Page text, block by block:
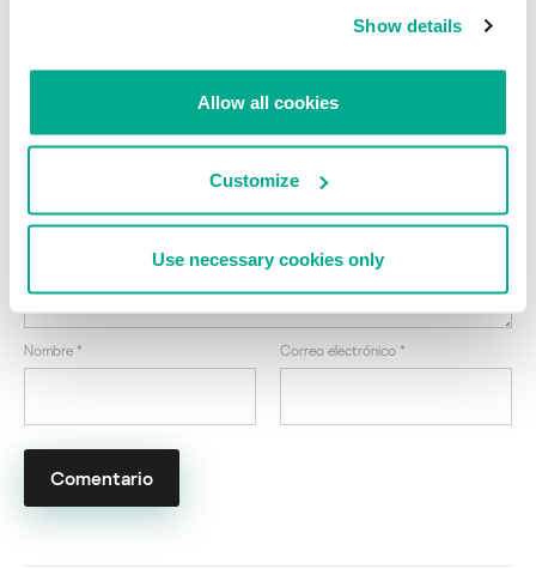
Show details
Allow all cookies
Customize
Use necessary cookies only
Su dirección de correo electrónico no será publicada.
Los campos obligatorios están marcados con
Nombre * Correo electrónico *